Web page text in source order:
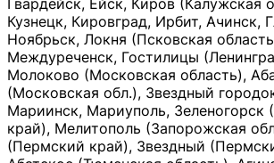
Гвардейск, Ейск, Киров (Калужская
Кузнецк, Кировград, Ирбит, Ачинск,
Ноябрьск, Локня (Псковская
Междуреченск, Гостилицы
Молоково (Московская область),
(Московская обл.), Звездный
Мариинск, Мариуполь, Зеленогорск
край), Мелитополь (Запорожская
(Пермский край), Звездный